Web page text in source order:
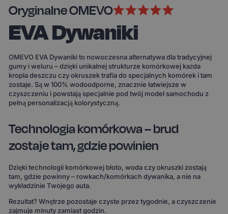
Oryginalne OMEVO
EVA Dywaniki
OMEVO EVA Dywaniki to nowoczesna alternatywa dla tradycyjnej
gumy i weluru – dzięki unikalnej strukturze komórkowej każda
kropla deszczu czy okruszek trafia do specjalnych komórek i tam
zostaje. Są w 100% wodoodporne, znacznie łatwiejsze w
czyszczeniu i powstają specjalnie pod twój model samochodu z
pełną personalizacją kolorystyczną.
Technologia komórkowa – brud
zostaje tam, gdzie powinien
Dzięki technologii komórkowej błoto, woda czy okruszki zostają
tam, gdzie powinny – rowkach/komórkach dywanika, a nie na
wykładzinie Twojego auta.
Rezultat? Wnętrze pozostaje czyste przez tygodnie, a czyszczenie
zajmuje minuty zamiast godzin.